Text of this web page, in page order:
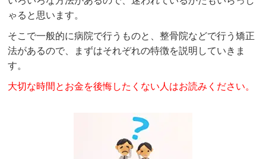
ゃると思います。
そこで一般的に病院で行うものと、整骨院などで行う矯正
法があるので、まずはそれぞれの特徴を説明していきま
す。
大切な時間とお金を後悔したくない人はお読みください。